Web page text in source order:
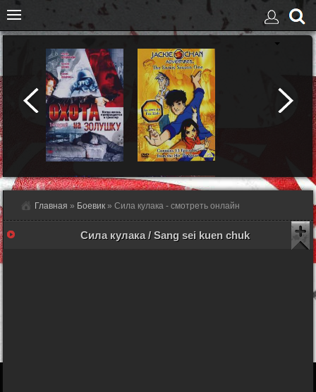
Главная » Боевик » Сила кулака - смотреть онлайн
Сила кулака / Sang sei kuen chuk